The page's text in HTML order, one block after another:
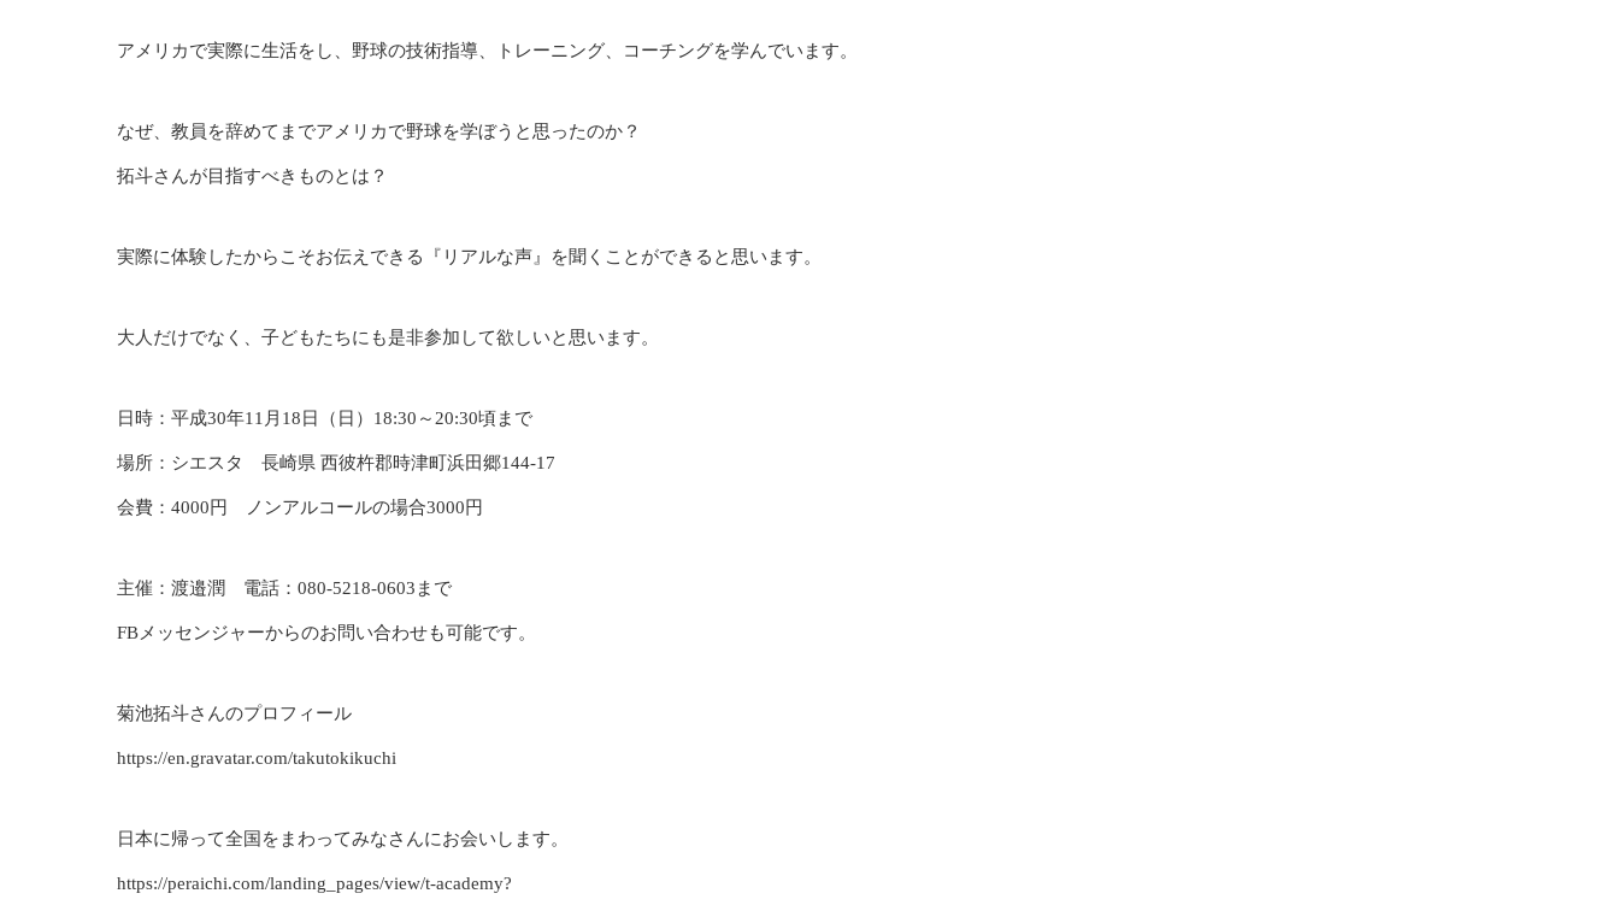
アメリカで実際に生活をし、野球の技術指導、トレーニング、コーチングを学んでいます。
なぜ、教員を辞めてまでアメリカで野球を学ぼうと思ったのか？
拓斗さんが目指すべきものとは？
実際に体験したからこそお伝えできる『リアルな声』を聞くことができると思います。
大人だけでなく、子どもたちにも是非参加して欲しいと思います。
日時：平成30年11月18日（日）18:30～20:30頃まで
場所：シエスタ 長崎県 西彼杵郡時津町浜田郷144-17
会費：4000円 ノンアルコールの場合3000円
主催：渡邉潤 電話：080-5218-0603まで
FBメッセンジャーからのお問い合わせも可能です。
菊池拓斗さんのプロフィール
https://en.gravatar.com/takutokikuchi
日本に帰って全国をまわってみなさんにお会いします。
https://peraichi.com/landing_pages/view/t-academy?